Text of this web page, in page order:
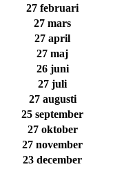
27 februari
27 mars
27 april
27 maj
26 juni
27 juli
27 augusti
25 september
27 oktober
27 november
23 december